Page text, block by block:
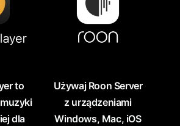
to
dla
Używaj Roon Server
z urządzeniami
Windows, Mac, iOS